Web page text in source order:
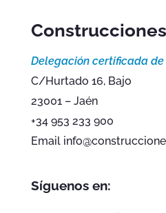
Delegación certificada de
C/Hurtado 16, Bajo
23001 – Jaén
+34 953 233 900
Email
Síguenos en: